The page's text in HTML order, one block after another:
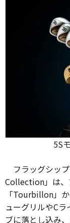
5S
フラッグシッ
Collection」は、
「Tourbillon」
ューグリルやC
ブに落とし込み